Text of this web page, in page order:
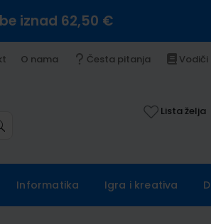
iznad 62,50 €
O nama Česta pitanja Vodiči
Lista želja
Informatika Igra i kreativa